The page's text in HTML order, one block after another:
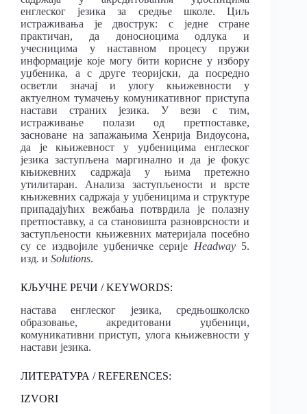
енглеског језика за средње школе. Циљ
истраживања је двострук: с једне стране
практичан, да доносиоцима одлука и
учесницима у наставном процесу пружи
информације које могу бити корисне у избору
уџбеника, а с друге теоријски, да посредно
осветли значај и улогу књижевности у
актуелном тумачењу комуникативног приступа
настави страних језика. У вези с тим,
истраживање полази од претпоставке,
засноване на запажањима Хенрија Видоусона,
да је књижевност у уџбеницима енглеског
језика заступљена маргинално и да је фокус
књижевних садржаја у њима претежно
утилитаран. Анализа заступљености и врсте
књижевних садржаја у уџбеницима и структуре
припадајућих вежбања потврдила је полазну
претпоставку, а са становишта разноврсности и
заступљености књижевних материјала посебно
су се издвојиле уџбеничке серије Headway5.
изд. и Solutions.
КЉУЧНЕ РЕЧИ / KEYWORDS:
настава енглеског језика, средњошколско
образовање, акредитовани уџбеници,
комуникативни приступ, улога књижевности у
настави језика.
ЛИТЕРАТУРА / REFERENCES:
IZVORI